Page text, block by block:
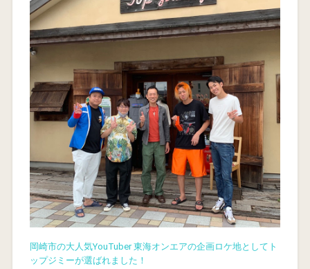
岡崎市の大人気YouTuber 東海オンエアの企画ロケ地としてト
ップジミーが選ばれました！